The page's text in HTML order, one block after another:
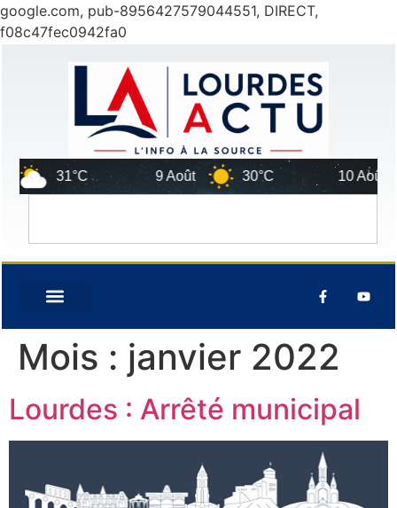
google.com, pub-8956427579044551, DIRECT,
f08c47fec0942fa0
9 Août 30°C 10 Août
Mois : janvier 2022
Lourdes : Arrêté municipal